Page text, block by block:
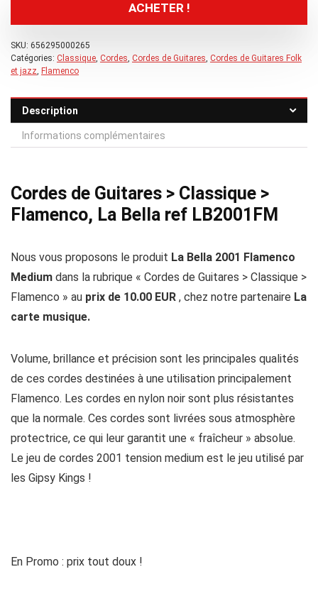
ACHETER !
SKU: 656295000265
Catégories: Classique, Cordes, Cordes de Guitares, Cordes de Guitares Folk
et jazz, Flamenco
Description
Informations complémentaires
Cordes de Guitares > Classique >
Flamenco, La Bella ref LB2001FM
Nous vous proposons le produit La Bella 2001 Flamenco
Medium dans la rubrique « Cordes de Guitares > Classique >
Flamenco » au prix de 10.00 EUR , chez notre partenaire La
carte musique.
Volume, brillance et précision sont les principales qualités
de ces cordes destinées à une utilisation principalement
Flamenco. Les cordes en nylon noir sont plus résistantes
que la normale. Ces cordes sont livrées sous atmosphère
protectrice, ce qui leur garantit une « fraîcheur » absolue.
Le jeu de cordes 2001 tension medium est le jeu utilisé par
les Gipsy Kings !
En Promo : prix tout doux !